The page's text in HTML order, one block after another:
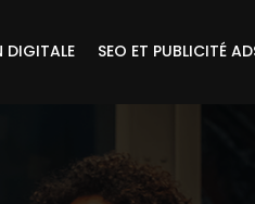
DIGITALE SEO ET PUBLICITÉ